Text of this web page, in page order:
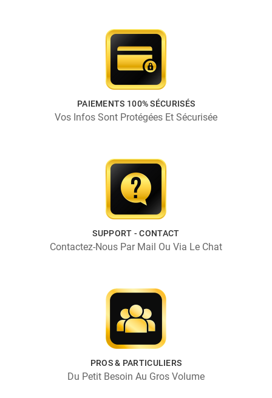
PAIEMENTS 100% SÉCURISÉS
Vos Infos Sont Protégées Et Sécurisée
SUPPORT - CONTACT
Contactez-Nous Par Mail Ou Via Le Chat
PROS & PARTICULIERS
Du Petit Besoin Au Gros Volume